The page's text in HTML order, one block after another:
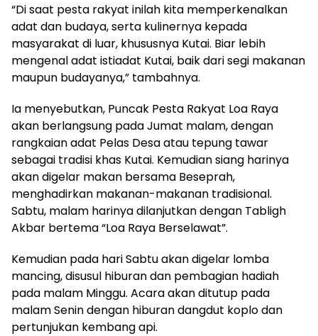
“Di saat pesta rakyat inilah kita memperkenalkan
adat dan budaya, serta kulinernya kepada
masyarakat di luar, khususnya Kutai. Biar lebih
mengenal adat istiadat Kutai, baik dari segi makanan
maupun budayanya,” tambahnya.
Ia menyebutkan, Puncak Pesta Rakyat Loa Raya
akan berlangsung pada Jumat malam, dengan
rangkaian adat Pelas Desa atau tepung tawar
sebagai tradisi khas Kutai. Kemudian siang harinya
akan digelar makan bersama Beseprah,
menghadirkan makanan-makanan tradisional.
Sabtu, malam harinya dilanjutkan dengan Tabligh
Akbar bertema “Loa Raya Berselawat”.
Kemudian pada hari Sabtu akan digelar lomba
mancing, disusul hiburan dan pembagian hadiah
pada malam Minggu. Acara akan ditutup pada
malam Senin dengan hiburan dangdut koplo dan
pertunjukan kembang api.